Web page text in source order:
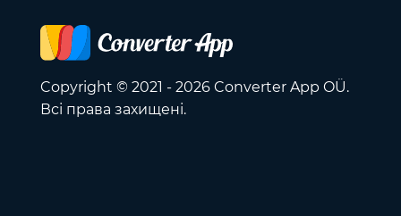
Copyright © 2021 - 2026 Converter App OÜ.
Всі права захищені.